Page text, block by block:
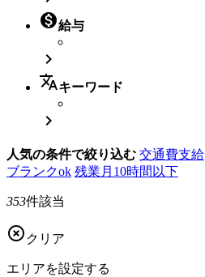
給与

translateキーワード

人気の条件で絞り込む 交通費支給
ブランクok 残業月10時間以下
353件該当
 クリア
エリアを設定する